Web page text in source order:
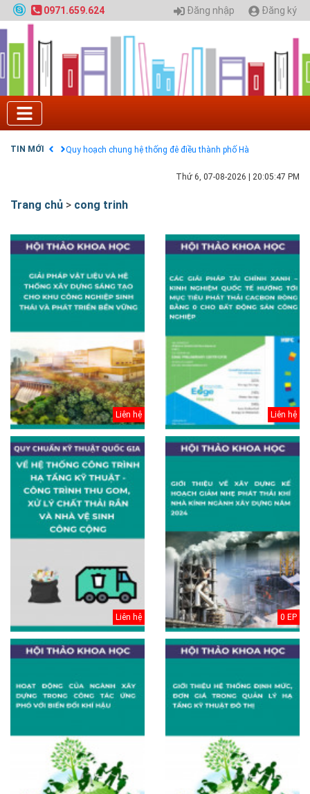
0971.659.624 Đăng nhập Đăng ký
TIN MỚI
Tuyển sinh 2025, Khoa kỹ thuật hạ tầng và môi
trường đô thị - Đại học Kiến trúc Hà Nội
Chính sách thanh toán
Điều khoản dịch vụ
Quy hoạch chung hệ thống đê điều thành phố Hà
GIAO LƯU TRỰC TUYẾN - TƯ VẤN TUYỂN SINH ĐẠI
SỐ 02
Thứ 6, 07-08-2026 20:05:48 PM
Trang chủ > cong trinh
Liên hệ Liên hệ
Liên hệ 0 EP